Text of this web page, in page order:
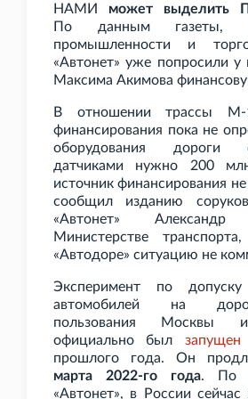
НАМИ может выделить
По данным газеты,
промышленности и
«Автонет» уже попросили у
Максима Акимова
В отношении трассы М-
финансирования пока не
оборудования дороги
датчиками нужно 200
источник финансирования
сообщил изданию
«Автонет»
Министерстве
«Автодоре» ситуацию не
Эксперимент по допуску
автомобилей на
пользования Москвы и
официально был запущен
прошлого года. Он
марта 2022-го года. По
«Автонет», в России сейчас